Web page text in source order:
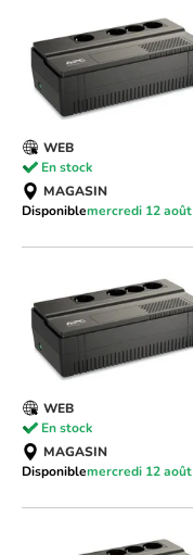
WEB
En stock
MAGASIN
Disponiblemercredi 12 août
WEB
En stock
MAGASIN
Disponiblemercredi 12 août